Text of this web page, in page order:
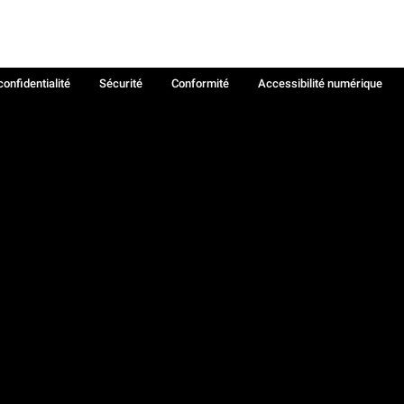
Sécurité Conformité
Accessibilité numérique